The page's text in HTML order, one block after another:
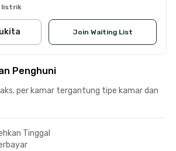
listrik
Join Waiting List
Penghuni
per kamar tergantung tipe kamar dan
Tinggal